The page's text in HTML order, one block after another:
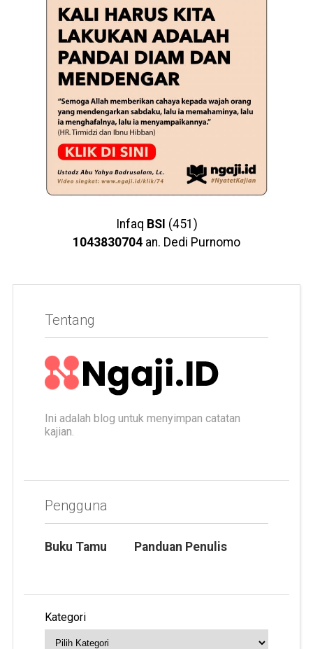
Infaq BSI (451)
1043830704 an. Dedi Purnomo
Tentang
Ini adalah blog untuk menyimpan catatan
kajian.
Pengguna
Buku Tamu Panduan Penulis
Kategori